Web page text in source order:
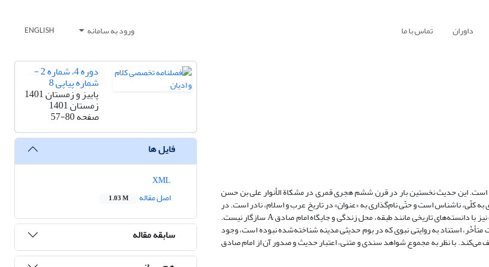
داوران تماس با ما ورود به سامانه ENGLISH
این حدیث نخستین بار در قرن ششم هجری قمری در مشکاة الأنوار علی بن حسن
ناشناس است و حتّی نام‌گذاری به «عنوان» در تاریخ عرب و اسلام، نادر است. در
متن روایت عنوان بصری، عناصرِ تاریخی اندکی دیده می‌شود؛ با این وجود، همین اطلاعات اندک نیز با دانسته‌های تاریخی مانند طبقه، محل زندگی و جایگاه امام صادق A سازگار نیست.
استناد به روایتی نبوی که در بوم حدیثی مدینه شناخته‌شده نبوده است، وجود
می‌کند. با نظر به مجموع شواهد سندی و متنی، اعتبار حدیث و صدور آن از امام صادق
دوره 4، شماره 2 -
شماره پیاپی 8
پاییز و زمستان 1401
زمستان 1401
صفحه57-80
فایل ها
اصل مقاله
1.03 M
سابقه مقاله